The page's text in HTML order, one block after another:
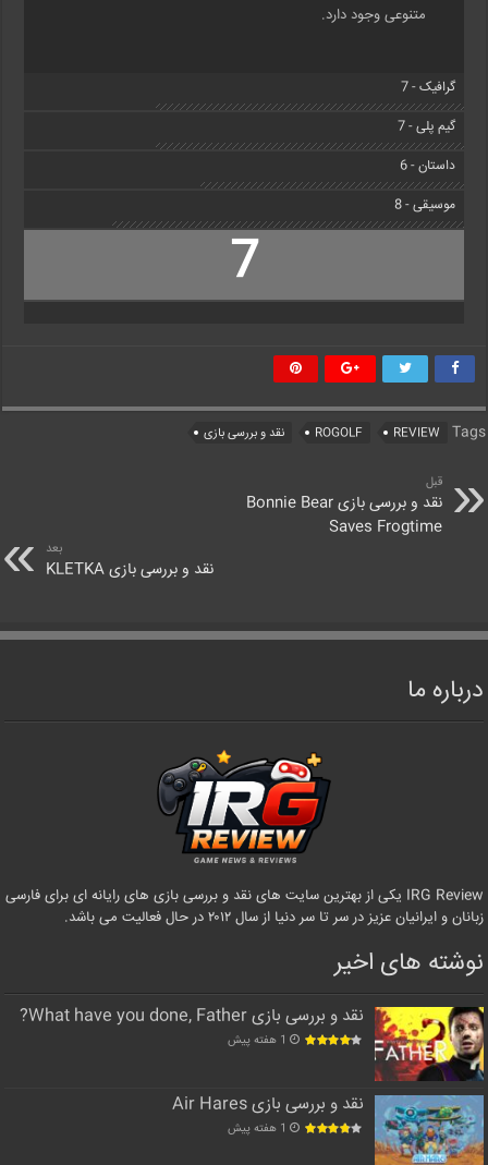
متنوعی وجود دارد.
گرافیک - 7
گیم پلی - 7
داستان - 6
موسیقی - 8
7
Tags
REVIEW
ROGOLF نقد و بررسی بازی
قبل
نقد و بررسی بازی Bonnie Bear
Saves Frogtime
بعد
نقد و بررسی بازی KLETKA
درباره ما
IRG Review یکی از بهترین سایت های نقد و بررسی بازی های رایانه ای برای فارسی
زبانان و ایرانیان عزیز در سر تا سر دنیا از سال ۲۰۱۲ در حال فعالیت می باشد.
نوشته های اخیر
نقد و بررسی بازی What have you done, Father?
1 هفته پیش
نقد و بررسی بازی Air Hares
1 هفته پیش